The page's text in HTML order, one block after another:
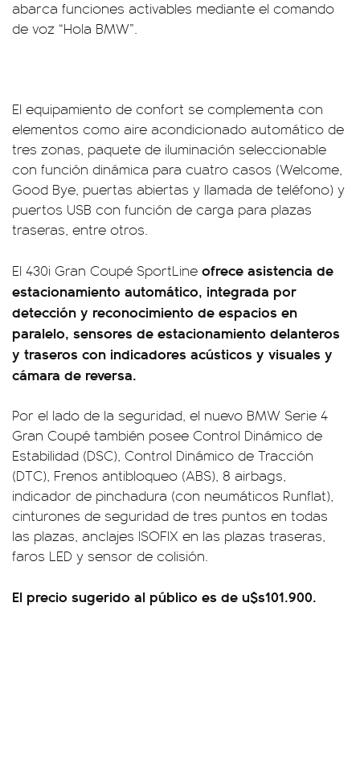
abarca funciones activables mediante el comando
de voz “Hola BMW”.
El equipamiento de confort se complementa con
elementos como aire acondicionado automático de
tres zonas, paquete de iluminación seleccionable
con función dinámica para cuatro casos (Welcome,
Good Bye, puertas abiertas y llamada de teléfono) y
puertos USB con función de carga para plazas
traseras, entre otros.
El 430i Gran Coupé SportLine ofrece asistencia de
estacionamiento automático, integrada por
detección y reconocimiento de espacios en
paralelo, sensores de estacionamiento delanteros
y traseros con indicadores acústicos y visuales y
cámara de reversa.
Por el lado de la seguridad, el nuevo BMW Serie 4
Gran Coupé también posee Control Dinámico de
Estabilidad (DSC), Control Dinámico de Tracción
(DTC), Frenos antibloqueo (ABS), 8 airbags,
indicador de pinchadura (con neumáticos Runflat),
cinturones de seguridad de tres puntos en todas
las plazas, anclajes ISOFIX en las plazas traseras,
faros LED y sensor de colisión.
El precio sugerido al público es de u$s101.900.